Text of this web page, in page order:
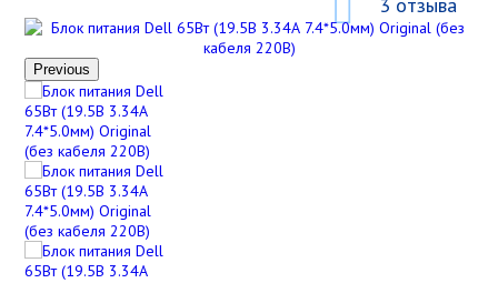
Previous